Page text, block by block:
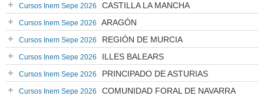
Cursos Inem Sepe 2026 CASTILLA LA MANCHA
Cursos Inem Sepe 2026 ARAGÓN
Cursos Inem Sepe 2026 REGIÓN DE MURCIA
Cursos Inem Sepe 2026 ILLES BALEARS
Cursos Inem Sepe 2026 PRINCIPADO DE ASTURIAS
Cursos Inem Sepe 2026 COMUNIDAD FORAL DE NAVARRA